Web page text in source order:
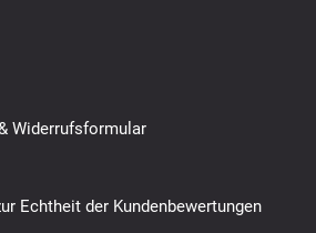
Widerrufsformular
Echtheit der Kundenbewertungen